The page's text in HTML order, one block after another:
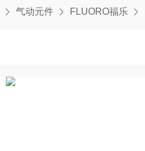
气动元件 FLUORO福乐